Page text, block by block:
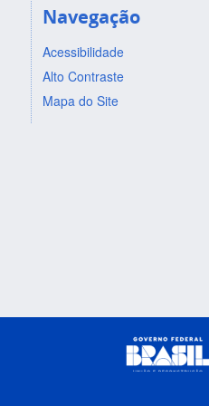
Navegação
Acessibilidade
Alto Contraste
Mapa do Site